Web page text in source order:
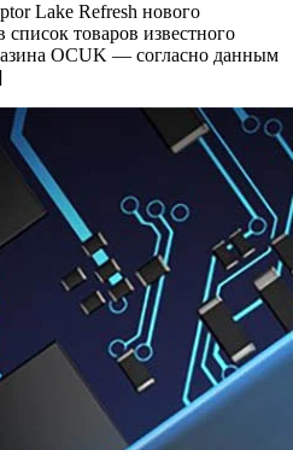
Lake Refresh нового
товаров известного
OCUK — согласно данным